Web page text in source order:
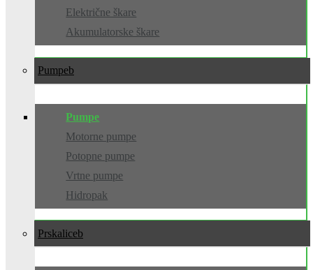
Električne škare
Akumulatorske škare
Pumpe
Pumpe
Motorne pumpe
Potopne pumpe
Vrtne pumpe
Hidropak
Prskalice